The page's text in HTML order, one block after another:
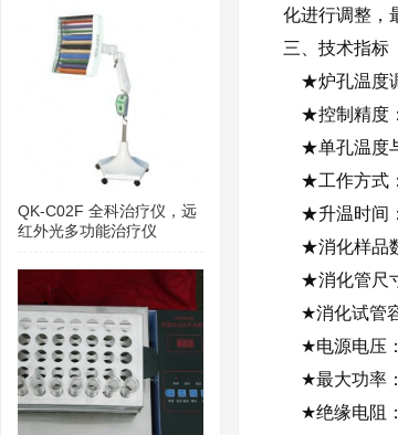
QK-C02F 全科治疗仪，远
红外光多功能治疗仪
化进行调整，
三、技术指标
★炉孔温度
★控制精度
★单孔温度
★工作方式
★升温时间
★消化样品数
★消化管尺寸
★消化试管容
★电源电压：
★最大功率：
★绝缘电阻